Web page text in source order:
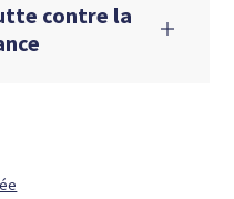
contre la